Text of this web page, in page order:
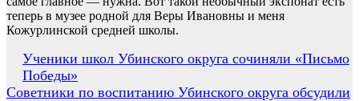
теперь в музее родной для Веры Ивановны и меня
Кожурлинской средней школы.
Навигация
по
Ученики школ Убинского округа сочиняли «Письмо
Победы»
Советники по воспитанию Убинского округа обсудили